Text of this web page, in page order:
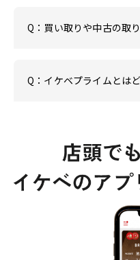
Q：買い取りや中古の取
Q：イケベプライムとは